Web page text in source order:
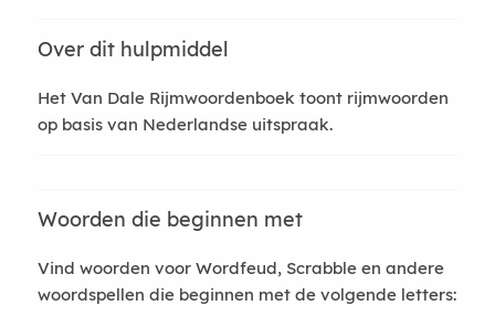
Over dit hulpmiddel
Het Van Dale Rijmwoordenboek toont rijmwoorden
op basis van Nederlandse uitspraak.
Woorden die beginnen met
Vind woorden voor Wordfeud, Scrabble en andere
woordspellen die beginnen met de volgende letters: